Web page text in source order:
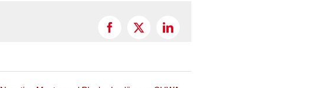
Facebook
X LinkedIn